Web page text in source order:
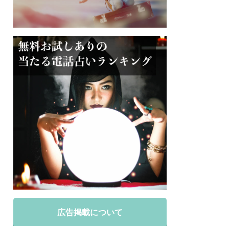
広告掲載について